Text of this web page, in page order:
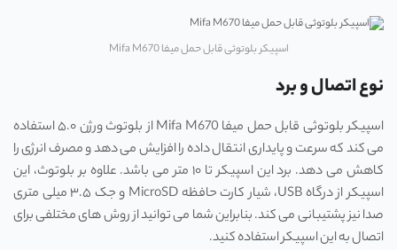
اسپیکر بلوتوثی قابل حمل میفا Mifa M670
نوع اتصال و برد
اسپیکر بلوتوثی قابل حمل میفا Mifa M670 از بلوتوث ورژن ۵.۰ استفاده
می ‌کند که سرعت و پایداری انتقال داده را افزایش می‌ دهد و مصرف انرژی را
کاهش می ‌دهد. برد این اسپیکر تا ۱۰ متر می ‌باشد. علاوه بر بلوتوث، این
اسپیکر از درگاه USB، شیار کارت حافظه MicroSD و جک ۳.۵ میلی ‌متری
صدا نیز پشتیبانی می‌ کند. بنابراین شما می ‌توانید از روش‌ های مختلفی برای
اتصال به این اسپیکر استفاده کنید.